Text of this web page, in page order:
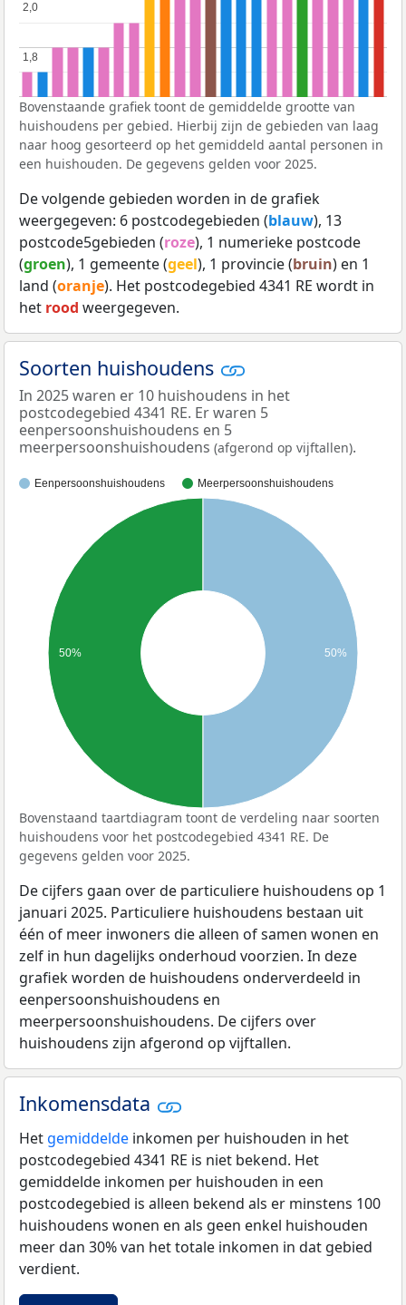
1,8
1,8
2,0
2,0
Bovenstaande grafiek toont de gemiddelde grootte van
huishoudens per gebied. Hierbij zijn de gebieden van laag
naar hoog gesorteerd op het gemiddeld aantal personen in
een huishouden. De gegevens gelden voor 2025.
De volgende gebieden worden in de grafiek
weergegeven: 6 postcodegebieden (blauw), 13
postcode5gebieden (roze), 1 numerieke postcode
(groen), 1 gemeente (geel), 1 provincie (bruin) en 1
land (oranje). Het postcodegebied 4341 RE wordt in
het rood weergegeven.
Soorten huishoudens
In 2025 waren er 10 huishoudens in het
postcodegebied 4341 RE. Er waren 5
eenpersoonshuishoudens en 5
meerpersoonshuishoudens (afgerond op vijftallen).
Eenpersoonshuishoudens Meerpersoonshuishoudens
50% 50%
Bovenstaand taartdiagram toont de verdeling naar soorten
huishoudens voor het postcodegebied 4341 RE. De
gegevens gelden voor 2025.
De cijfers gaan over de particuliere huishoudens op 1
januari 2025. Particuliere huishoudens bestaan uit
één of meer inwoners die alleen of samen wonen en
zelf in hun dagelijks onderhoud voorzien. In deze
grafiek worden de huishoudens onderverdeeld in
eenpersoonshuishoudens en
meerpersoonshuishoudens. De cijfers over
huishoudens zijn afgerond op vijftallen.
Inkomensdata
Het gemiddelde inkomen per huishouden in het
postcodegebied 4341 RE is niet bekend. Het
gemiddelde inkomen per huishouden in een
postcodegebied is alleen bekend als er minstens 100
huishoudens wonen en als geen enkel huishouden
meer dan 30% van het totale inkomen in dat gebied
verdient.